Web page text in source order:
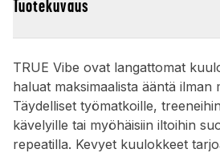
Tuotekuvaus
TRUE Vibe ovat langattomat
haluat maksimaalista ääntä ilman
Täydelliset työmatkoille,
kävelyille tai myöhäisiin iltoihin
repeatilla. Kevyet kuulokkeet